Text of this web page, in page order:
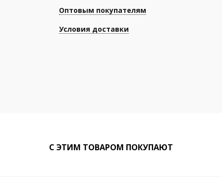
Оптовым покупателям
Условия доставки
С ЭТИМ ТОВАРОМ ПОКУПАЮТ